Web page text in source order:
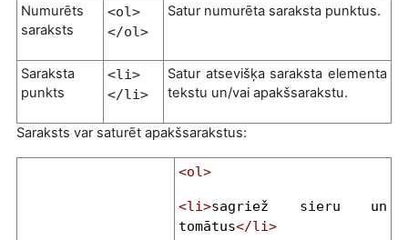
Numurēts
saraksts
<ol>
</ol>
Satur numurēta saraksta punktus.
Saraksta
punkts
<li>
</li>
Satur atsevišķa saraksta elementa
tekstu un/vai apakšsarakstu.
Saraksts var saturēt apakšsarakstus:
<ol>
<li>sagriež sieru un
tomātus</li>